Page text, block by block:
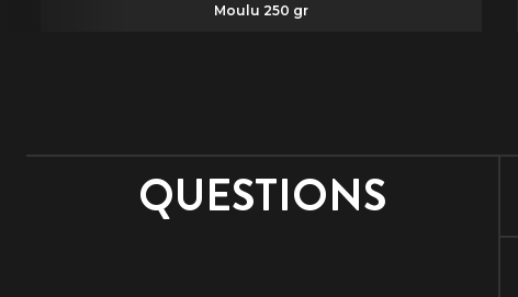
Moulu 250 gr
QUESTIONSNOM ET PRÉNOM